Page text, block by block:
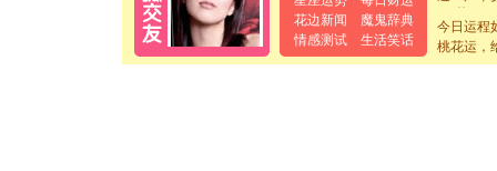
花边新闻
魔鬼辞典
情感测试
生活笑话
[春节]
传
片叶子是
送你一棵
[圣诞节]
今日运程
桃花运，